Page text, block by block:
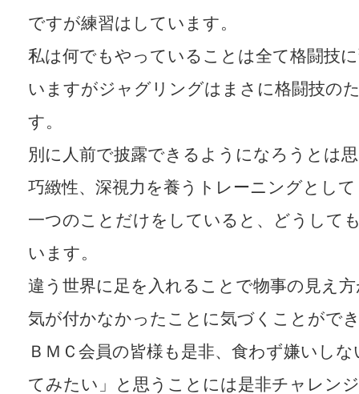
ですが練習はしています。
私は何でもやっていることは全て格闘技
いますがジャグリングはまさに格闘技の
す。
別に人前で披露できるようになろうとは
巧緻性、深視力を養うトレーニングとし
一つのことだけをしていると、どうして
います。
違う世界に足を入れることで物事の見え
気が付かなかったことに気づくことがで
ＢＭＣ会員の皆様も是非、食わず嫌いし
てみたい」と思うことには是非チャレン